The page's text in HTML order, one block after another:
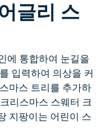
글리 스
에 통합하여 눈길을
입력하여 의상을 커
마스 트리를 추가하
크리스마스 스웨터 크
지팡이는 어린이 스